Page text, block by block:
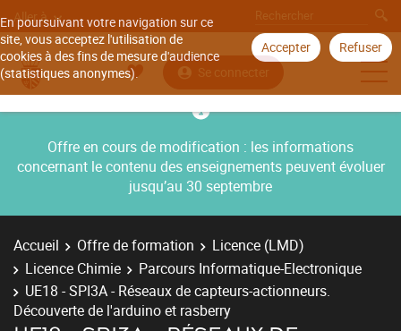
En poursuivant votre navigation sur ce
site, vous acceptez l'utilisation de
cookies à des fins de mesure d'audience
(statistiques anonymes).
Accepter Refuser
Aller à
Se connecter
Offre en cours de modification : les informations
concernant le contenu des enseignements peuvent évoluer
jusqu’au 30 septembre
Accueil Offre de formation
Licence (LMD)
Licence Chimie
Parcours Informatique-Electronique
UE18 - SPI3A - Réseaux de capteurs-actionneurs.
Découverte de l'arduino et rasberry